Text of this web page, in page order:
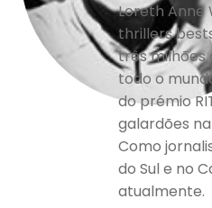
Loreth Anne
thrillers
três milhões
todo o
do prémio
galardões
Como
do Sul e no
atualmente.